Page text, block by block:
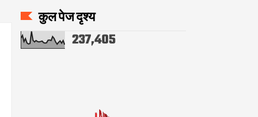
कुल पेज दृश्य
237,405